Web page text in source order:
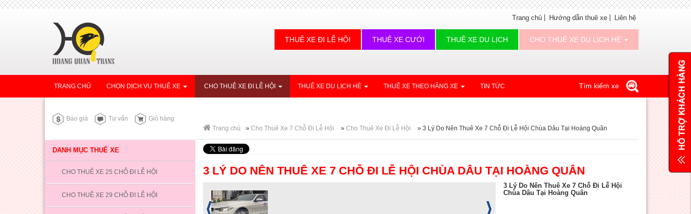
Trang chủ Hướng dẫn thuê xe Liên hệ
THUÊ XE ĐI LỄ HỘI THUÊ XE CƯỚI THUÊ XE DU LỊCH CHO THUÊ XE DU LỊCH HÈ
TRANG CHỦ CHỌN DỊCH VỤ THUÊ XE CHO THUÊ XE ĐI LỄ HỘI THUÊ XE DU LỊCH HÈ THUÊ XE THEO HÃNG XE TIN TỨC Tìm kiếm xe
Báo giá Tư vấn
Giỏ hàng
Trang chủ
» Cho Thuê Xe 7 Chỗ Đi Lễ Hội » Cho Thuê Xe Đi Lễ Hội » 3 Lý Do Nên Thuê Xe 7 Chỗ Đi Lễ Hội Chùa Dâu Tại Hoàng Quân
DANH MỤC THUÊ XE
CHO THUÊ XE 25 CHỖ ĐI LỄ HỘI
CHO THUÊ XE 29 CHỖ ĐI LỄ HỘI
3 LÝ DO NÊN THUÊ XE 7 CHỖ ĐI LỄ HỘI CHÙA DÂU TẠI HOÀNG QUÂN
3 Lý Do Nên Thuê Xe 7 Chỗ Đi Lễ Hội
Chùa Dâu Tại Hoàng Quân